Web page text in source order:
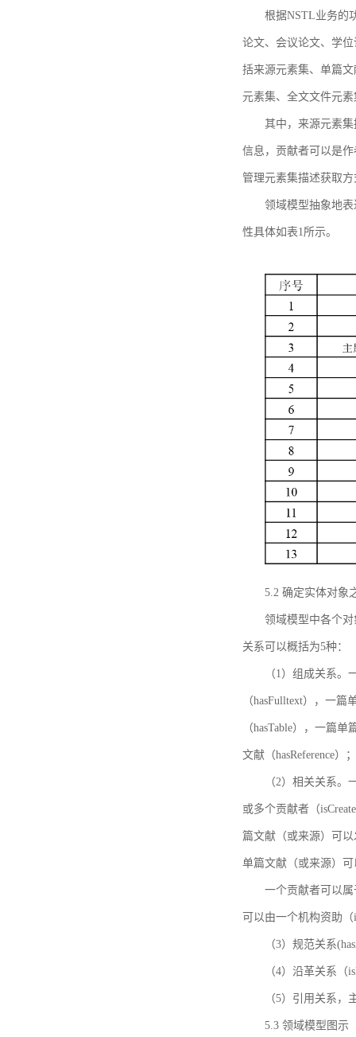
根据NSTL业务的
论文、会议论文、学
括来源元素集、单篇
元素集、全文文件元
其中，来源元素
信息，贡献者可以是
管理元素集描述获取
领域模型抽象地
性具体如表1所示。
5.2 确定实体对象
领域模型中各个
关系可以概括为5种：
（1）组成关系
（hasFulltext），一
（hasTable），一篇
文献（hasReference）；
（2）相关关系
或多个贡献者（
篇文献（或来源）可
单篇文献（或来源）可
一个贡献者可以
可以由一个机构资助（
（3）规范关系
（4）沿革关系
（5）引用关系，
5.3 领域模型图示